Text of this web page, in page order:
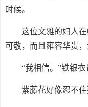
时候。
这位文雅的妇人
可敬，而且雍容华贵
“我相信。”铁银
紫藤花好像忍不